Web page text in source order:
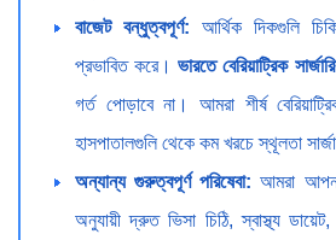
বাজেট বন্ধুত্বপূর্ণ: আর্থিক দিকগুলি
প্রভাবিত করে।ভারতে বেরিয়াট্রিক
গর্ত পোড়াবে না। আমরা শীর্ষ
হাসপাতালগুলি থেকে কম খরচে স্থূলতা
অন্যান্য গুরুত্বপূর্ণ পরিষেবা:আমরা
অনুযায়ী দ্রুত ভিসা চিঠি, স্বাস্থ্য